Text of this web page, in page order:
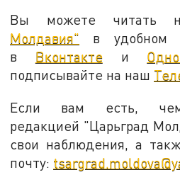
Вы можете читать
Молдавия" в удобном
в Вконтактеи
подписывайте на наш
Если вам есть,
редакцией "Царьград
свои наблюдения, а
почту: